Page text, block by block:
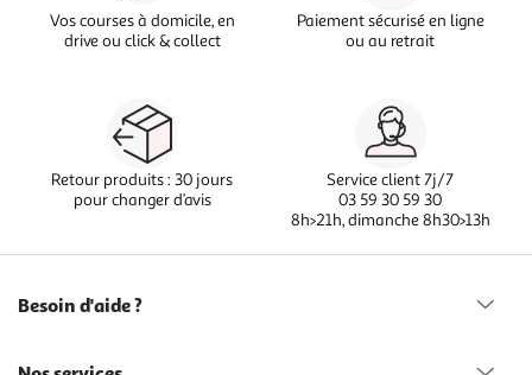
Vos courses à domicile, en
drive ou click & collect
Paiement sécurisé en ligne
ou au retrait
Retour produits : 30 jours
pour changer d’avis
Service client 7j/7
03 59 30 59 30
8h>21h, dimanche 8h30>13h
Besoin d'aide ?